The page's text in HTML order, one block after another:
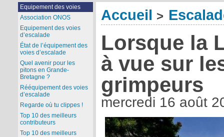
Accueil >
Lorsque la
à vue sur
grimpeurs
mercredi 16 août
Equipement des voies
Association ONOS
Equipement des voies
d’escalade
État de l’équipement des
voies d’escalade
Quel avenir pour les
pitons en Grande-
Bretagne ?
Rééquipement des voies
d’escalade
Regarde où tu clippes !
Top 10 des meilleurs
contributeurs
Top 10 des meilleurs